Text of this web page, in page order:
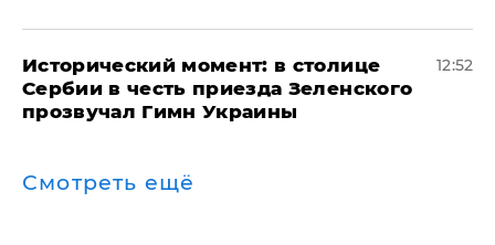
Исторический момент: в столице
Сербии в честь приезда Зеленского
прозвучал Гимн Украины
12:52
Смотреть ещё